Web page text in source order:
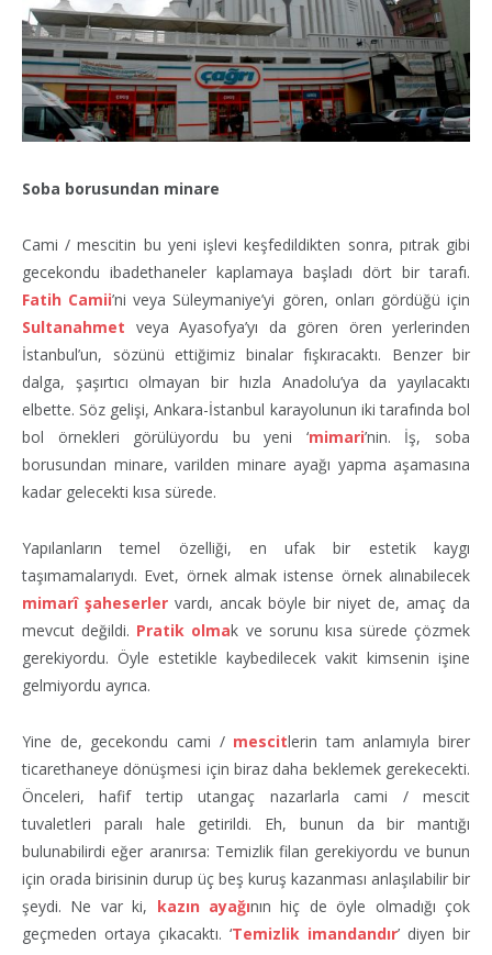
Soba borusundan minare
Cami / mescitin bu yeni işlevi keşfedildikten sonra, pıtrak gibi
gecekondu ibadethaneler kaplamaya başladı dört bir tarafı.
Fatih Camii’ni veya Süleymaniye’yi gören, onları gördüğü için
Sultanahmet veya Ayasofya’yı da gören ören yerlerinden
İstanbul’un, sözünü ettiğimiz binalar fışkıracaktı. Benzer bir
dalga, şaşırtıcı olmayan bir hızla Anadolu’ya da yayılacaktı
elbette. Söz gelişi, Ankara-İstanbul karayolunun iki tarafında bol
bol örnekleri görülüyordu bu yeni ‘mimari’nin. İş, soba
borusundan minare, varilden minare ayağı yapma aşamasına
kadar gelecekti kısa sürede.
Yapılanların temel özelliği, en ufak bir estetik kaygı
taşımamalarıydı. Evet, örnek almak istense örnek alınabilecek
mimarî şaheserler vardı, ancak böyle bir niyet de, amaç da
mevcut değildi. Pratik olmak ve sorunu kısa sürede çözmek
gerekiyordu. Öyle estetikle kaybedilecek vakit kimsenin işine
gelmiyordu ayrıca.
Yine de, gecekondu cami / mescitlerin tam anlamıyla birer
ticarethaneye dönüşmesi için biraz daha beklemek gerekecekti.
Önceleri, hafif tertip utangaç nazarlarla cami / mescit
tuvaletleri paralı hale getirildi. Eh, bunun da bir mantığı
bulunabilirdi eğer aranırsa: Temizlik filan gerekiyordu ve bunun
için orada birisinin durup üç beş kuruş kazanması anlaşılabilir bir
şeydi. Ne var ki, kazın ayağının hiç de öyle olmadığı çok
geçmeden ortaya çıkacaktı. ‘Temizlik imandandır’ diyen bir